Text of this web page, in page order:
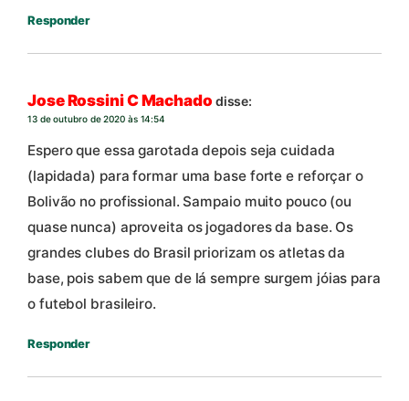
Responder
Jose Rossini C Machado disse:
13 de outubro de 2020 às 14:54
Espero que essa garotada depois seja cuidada
(lapidada) para formar uma base forte e reforçar o
Bolivão no profissional. Sampaio muito pouco (ou
quase nunca) aproveita os jogadores da base. Os
grandes clubes do Brasil priorizam os atletas da
base, pois sabem que de lá sempre surgem jóias para
o futebol brasileiro.
Responder